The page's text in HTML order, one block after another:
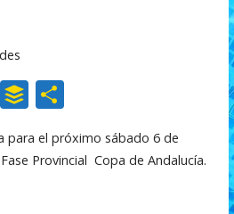
B
uf
f
C
o
m
para el próximo sábado 6 de
Provincial Copa de Andalucía.